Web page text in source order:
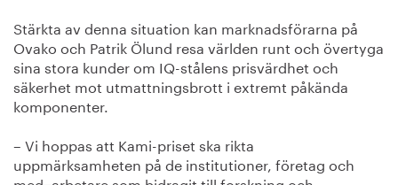
Stärkta av denna situation kan marknadsförarna på
Ovako och Patrik Ölund resa världen runt och övertyga
sina stora kunder om IQ-stålens prisvärdhet och
säkerhet mot utmattningsbrott i extremt påkända
komponenter.
– Vi hoppas att Kami-priset ska rikta
uppmärksamheten på de institutioner, företag och